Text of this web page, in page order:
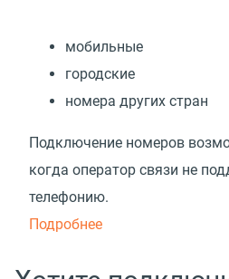
мобильные
городские
номера других стран
Подключение номеров
когда оператор связи не
телефонию.
Подробнее